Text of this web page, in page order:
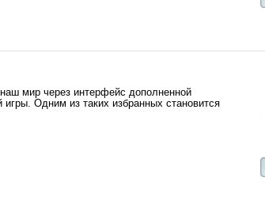
мир через интерфейс дополненной
Одним из таких избранных становится